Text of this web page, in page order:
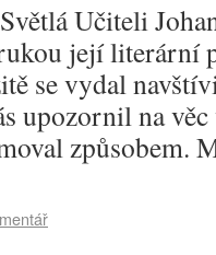
Učiteli
její literární
se vydal
upozornil na